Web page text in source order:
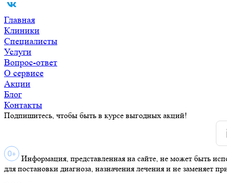
Главная
Клиники
Специалисты
Услуги
Вопрос-ответ
О сервисе
Акции
Блог
Контакты
Подпишитесь, чтобы быть в курсе выгодных акций!
Информация, представленная на сайте, не может быть
для постановки диагноза, назначения лечения и не заменяет